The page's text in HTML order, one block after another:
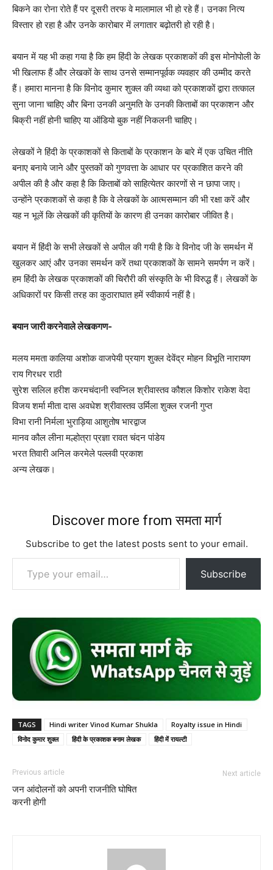
बिकने का रोना रोते हैं पर दूसरी तरफ वे मालामाल भी हो रहे हैं। उनका नित्य
विस्तार हो रहा है और उनके कारोबार में लगातार बढ़ोतरी हो रही है।
बयान में यह भी कहा गया है कि हम हिंदी के लेखक प्रकाशकों की इस मोनोपोली के
भी खिलाफ हैं और लेखकों के साथ उनसे सम्मानपूर्वक व्यवहार की उम्मीद करते
हैं। हमारा मानना है कि विनोद कुमार शुक्ल की व्यथा को प्रकाशकों द्वारा तत्काल
सुना जाना चाहिए और बिना उनकी अनुमति के उनकी किताबों का प्रकाशन और
बिक्री नहीं होनी चाहिए या ऑडियो बुक नहीं निकलनी चाहिए।
लेखकों ने हिंदी के प्रकाशकों से किताबों के प्रकाशन के बारे में एक उचित नीति
बनाए बनाये जाने और पुस्तकों को गुणवत्ता के आधार पर प्रकाशित करने की
अपील की है और कहा है कि किताबों को साहित्येतर कारणों से न छापा जाए।
उन्होंने प्रकाशकों से कहा है कि वे लेखकों के आत्मसम्मान की भी रक्षा करें और
यह न भूलें कि लेखकों की कृतियों के कारण ही उनका कारोबार जीवित है।
बयान में हिंदी के सभी लेखकों से अपील की गयी है कि वे विनोद जी के समर्थन में
खुलकर आएं और उनका समर्थन करें तथा प्रकाशकों के सामने समर्पण न करें।
हम हिंदी के लेखक प्रकाशकों की चिरौरी की संस्कृति के भी विरुद्ध हैं। लेखकों के
अधिकारों पर किसी तरह का कुठाराघात हमें स्वीकार्य नहीं है।
बयान जारी करनेवाले लेखकगण-
मलय ममता कालिया अशोक वाजपेयी प्रयाग शुक्ल देवेंद्र मोहन विभूति नारायण
राय गिरधर राठी
सुरेश सलिल हरीश करमचंदानी स्वप्निल श्रीवास्तव कौशल किशोर राकेश वेदा
विजय शर्मा मीता दास अवधेश श्रीवास्तव उर्मिला शुक्ल रजनी गुप्त
विभा रानी निर्मला भुराड़िया आशुतोष भारद्वाज
मानव कौल लीना मल्होत्रा प्रज्ञा रावत चंदन पांडेय
भरत तिवारी अनिल करमेले पल्लवी प्रकाश
अन्य लेखक।
Discover more from समता मार्ग
Subscribe to get the latest posts sent to your email.
Type your email…
Subscribe
TAGS Hindi writer Vinod Kumar Shukla
Royalty issue in Hindi
विनोद कुमार शुक्ल
हिंदी के प्रकाशक बनाम लेखक हिंदी में रायल्टी
Previous article
जन आंदोलनों को अपनी राजनीति घोषित
करनी होगी
Next article